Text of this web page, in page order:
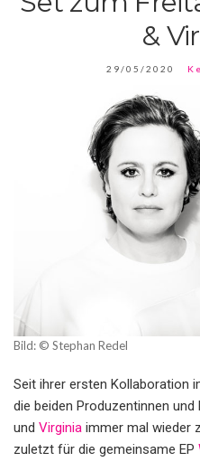
&
29/05/2020
Bild: © Stephan Redel
Seit ihrer ersten Kollaboration
die beiden Produzentinnen
und Virginia immer mal wieder
zuletzt für die gemeinsame EP